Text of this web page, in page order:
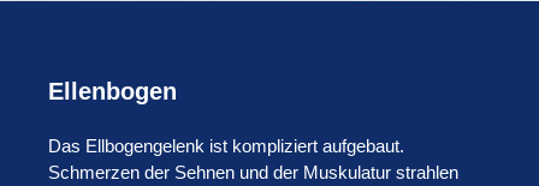
Ellenbogen
Das Ellbogengelenk ist kompliziert aufgebaut.
Schmerzen der Sehnen und der Muskulatur strahlen